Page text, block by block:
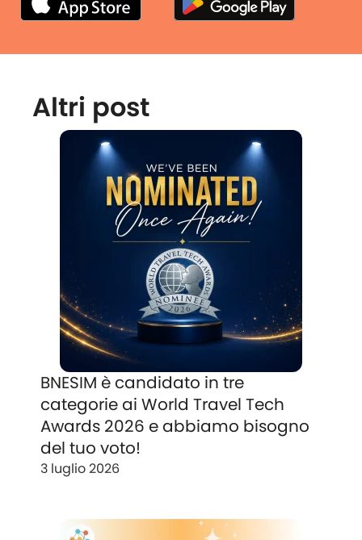
Altri post
BNESIM è candidato in tre
categorie ai World Travel Tech
Awards 2026 e abbiamo bisogno
del tuo voto!
3 luglio 2026